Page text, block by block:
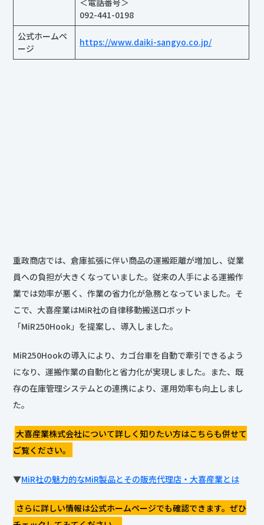
ージ
https://www.daiki-sangyo.co.jp/
員への負担が大きくなっていました。従来の人手による運搬作
業では効率が悪く、作業の省力化が急務となっていました。そ
こで、大喜産業はMiR社の自律移動搬送ロボット
「MiR250Hook」を提案し、導入しました。
MiR250Hookの導入により、カゴ台車を自動で牽引できるよう
になり、運搬作業の自動化と省力化が実現しました。また、既
存の在庫管理システムとの連携により、運用効率も向上しまし
た。
大喜産業株式会社について詳しく知りたい方はこちらも併せて
ご覧ください。
▼MiR社の魅力的なMiR製品とその販売代理店・大喜産業とは
さらに詳しい情報は公式ホームページでも確認できます。ぜひ
チェックしてみてください。